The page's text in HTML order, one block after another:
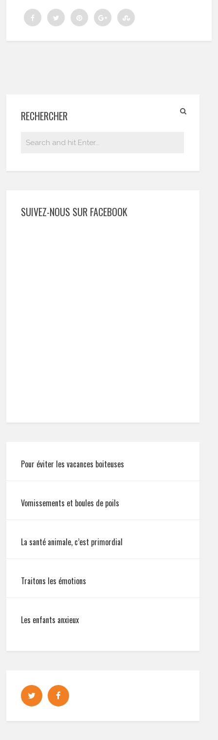
RECHERCHER
SUIVEZ-NOUS SUR FACEBOOK
Pour éviter les vacances boiteuses
Vomissements et boules de poils
La santé animale, c’est primordial
Traitons les émotions
Les enfants anxieux